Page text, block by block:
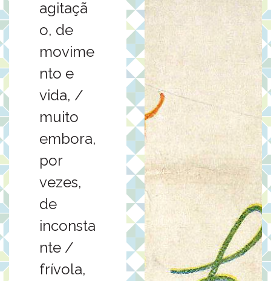
agitaçã
o, de
movime
nto e
vida, /
muito
embora,
por
vezes,
de
inconsta
nte /
frívola,